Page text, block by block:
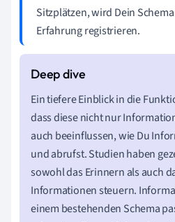
Sitzplätzen, wird Dein
Erfahrung registrieren.
Ein tiefere Einblick in die
dass diese nicht nur
auch beeinflussen, wie Du
und abrufst. Studien haben
sowohl das Erinnern als auch
Informationen steuern.
einem bestehenden Schema